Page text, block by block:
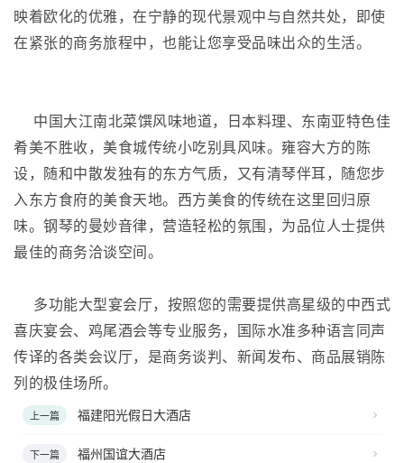
映着欧化的优雅，在宁静的现代景观中与自然共处，即使
在紧张的商务旅程中，也能让您享受品味出众的生活。
中国大江南北菜馔风味地道，日本料理、东南亚特色佳
肴美不胜收，美食城传统小吃别具风味。雍容大方的陈
设，随和中散发独有的东方气质，又有清琴伴耳，随您步
入东方食府的美食天地。西方美食的传统在这里回归原
味。钢琴的曼妙音律，营造轻松的氛围，为品位人士提供
最佳的商务洽谈空间。
多功能大型宴会厅，按照您的需要提供高星级的中西式
喜庆宴会、鸡尾酒会等专业服务，国际水准多种语言同声
传译的各类会议厅，是商务谈判、新闻发布、商品展销陈
列的极佳场所。
上一篇 福建阳光假日大酒店
下一篇 福州国谊大酒店